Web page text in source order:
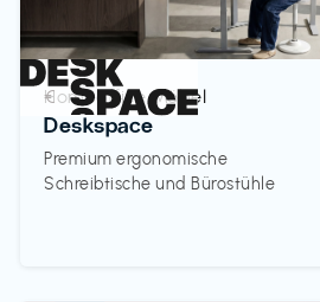
Homeoffice Möbel
Deskspace
Premium ergonomische
Schreibtische und Bürostühle
€‎